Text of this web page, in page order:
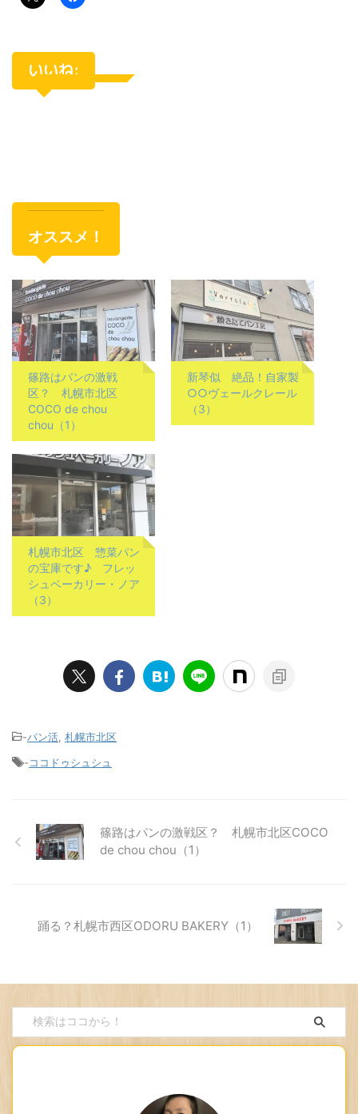
いいね:
オススメ！
篠路はパンの激戦
区？ 札幌市北区
COCO de chou
chou（1）
新琴似 絶品！自家製
○○ヴェールクレール
（3）
札幌市北区 惣菜パン
の宝庫です♪ フレッ
シュベーカリー・ノア
（3）
-パン活 札幌市北区
-ココドゥシュシュ
篠路はパンの激戦区？ 札幌市北区COCO
de chou chou（1）
踊る？札幌市西区ODORU BAKERY（1）